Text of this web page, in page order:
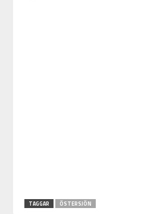
TAGGAR ÖSTERSJÖN